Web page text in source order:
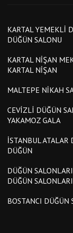
KARTAL YEMEKLI
DÜĞÜN SALONU
KARTAL NIŞAN
KARTAL NIŞAN
MALTEPE NIKAH
CEVIZLI DÜĞÜN
YAKAMOZ GALA
İSTANBUL ATALAR
DÜĞÜN
DÜĞÜN
DÜĞÜN SALONLARI
BOSTANCI DÜĞÜN